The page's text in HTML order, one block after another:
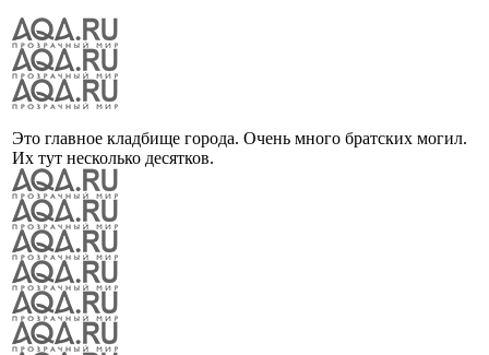
Это главное кладбище города. Очень много братских могил.
Их тут несколько десятков.